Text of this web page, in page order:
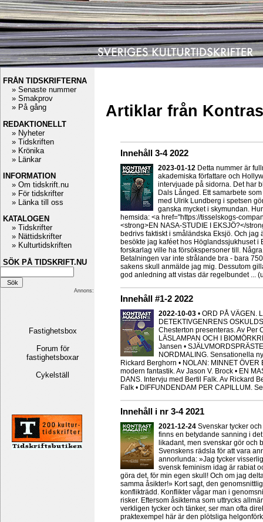
Artiklar från
Innehåll 3-4 2022
2023-01-12 Detta nummer är
akademiska författare och
intervjuade på sidorna. Det har
Dals Långed. Ett samarbete
med Ulrik Lundberg i spetsen
ganska mycket i skymundan.
hemsida: <a href="https://tisselskogs-
<strong>EN NASA-STUDIE I EKSJÖ?</
bedrivs faktiskt i småländska Eksjö. Och
besökte jag kaféet hos Höglandssjukhuset i
forskarlag ville ha försökspersoner till.
Betalningen var inte strålande bra - bara
sakens skull anmälde jag mig. Dessutom
god anledning att vistas där regelbundet ...
Innehåll #1-2 2022
2022-10-03 • ORD PÅ VÄGEN.
DETEKTIVGENRENS
Chesterton presenteras. Av Per
LÄSLAMPAN OCH I
Jansen •
NORDMALING. Sensationella
Rickard Berghorn • NOLAN: MINNET
modern fantastik. Av Jason V. Brock • EN
DANS. Intervju med Bertil Falk. Av Rickard
Falk • DIFFUNDENDAM PER CAPILLUM.
Innehåll i nr 3-4 2021
2021-12-24 Svenskar tycker
finns en betydande sanning i
likadant, men svenskar gör och
Svenskens rädsla för att vara
annorlunda: »Jag tycker
svensk feminism idag är rabiat
göra det, för min egen skull! Och om jag
samma åsikter!» Kort sagt, den
konflikträdd. Konflikter vågar man i
risker. Eftersom åsikterna som uttrycks
verkligen tycker och tänker, ser man ofta
praktexempel här är den plötsliga
FRÅN TIDSKRIFTERNA
» Senaste nummer
» Smakprov
» På gång
REDAKTIONELLT
» Nyheter
» Tidskriften
» Krönika
» Länkar
INFORMATION
» Om tidskrift.nu
» För tidskrifter
» Länka till oss
KATALOGEN
» Tidskrifter
» Nättidskrifter
» Kulturtidskriften
SÖK PÅ TIDSKRIFT.NU
Annons:
Fastighetsbox
Forum för
fastighetsboxar
Cykelställ